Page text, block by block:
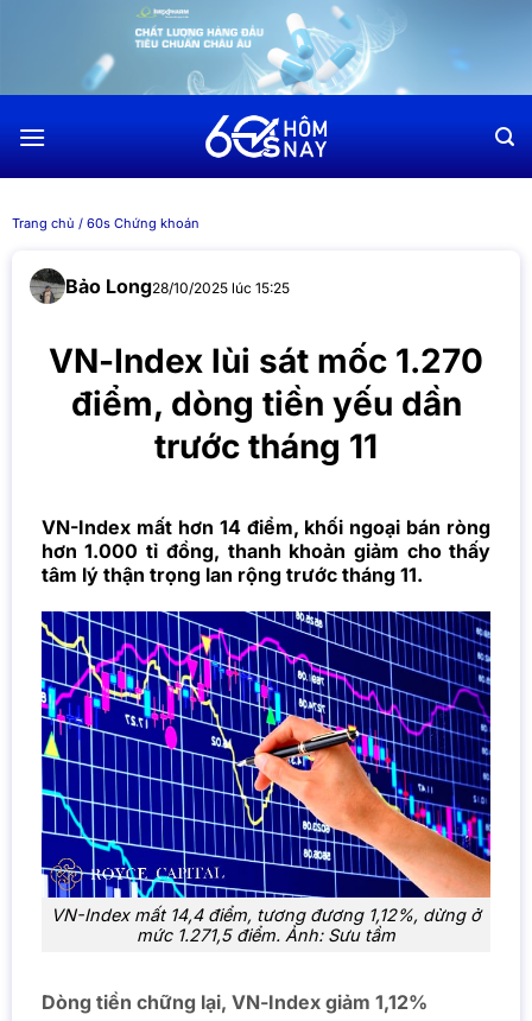
dung
Trang chủ / 60s Chứng khoán
Bảo Long28/10/2025 lúc 15:25
VN-Index lùi sát mốc 1.270
điểm, dòng tiền yếu dần
trước tháng 11
VN-Index mất hơn 14 điểm, khối ngoại bán ròng
hơn 1.000 tỉ đồng, thanh khoản giảm cho thấy
tâm lý thận trọng lan rộng trước tháng 11.
VN-Index mất 14,4 điểm, tương đương 1,12%, dừng ở
mức 1.271,5 điểm. Ảnh: Sưu tầm
Dòng tiền chững lại, VN-Index giảm 1,12%